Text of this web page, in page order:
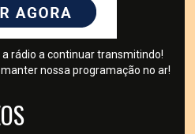
a rádio a continuar transmitindo!
nossa programação no ar!